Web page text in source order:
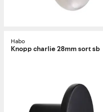
Habo
Knopp charlie 28mm sort sb